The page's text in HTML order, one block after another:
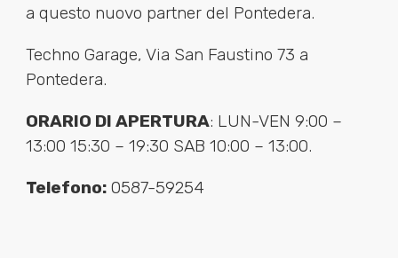
a questo nuovo partner del Pontedera.
Techno Garage, Via San Faustino 73 a
Pontedera.
ORARIO DI APERTURA: LUN-VEN 9:00 –
13:00 15:30 – 19:30 SAB 10:00 – 13:00.
Telefono:0587-59254